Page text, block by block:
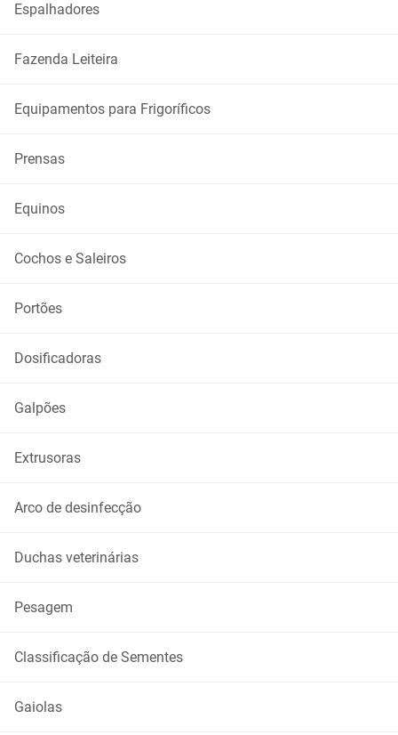
Espalhadores
Fazenda Leiteira
Equipamentos para Frigoríficos
Prensas
Equinos
Cochos e Saleiros
Portões
Dosificadoras
Galpões
Extrusoras
Arco de desinfecção
Duchas veterinárias
Pesagem
Classificação de Sementes
Gaiolas